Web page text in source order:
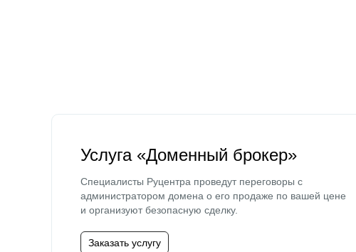
Услуга «Доменный брокер»
Специалисты Руцентра проведут переговоры с
администратором домена о его продаже по вашей цене
и организуют безопасную сделку.
Заказать услугу